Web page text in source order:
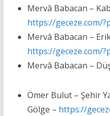
Mervâ Babacan –
https://geceze.com/
Mervâ Babacan – Erik
https://geceze.com/
Mervâ Babacan –
Ömer Bulut – Şehir
Gölge – https://